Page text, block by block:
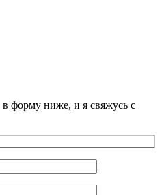
форму ниже, и я свяжусь с